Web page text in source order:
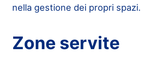
nella gestione dei propri spazi.
Zone servite